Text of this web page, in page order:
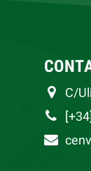
C/